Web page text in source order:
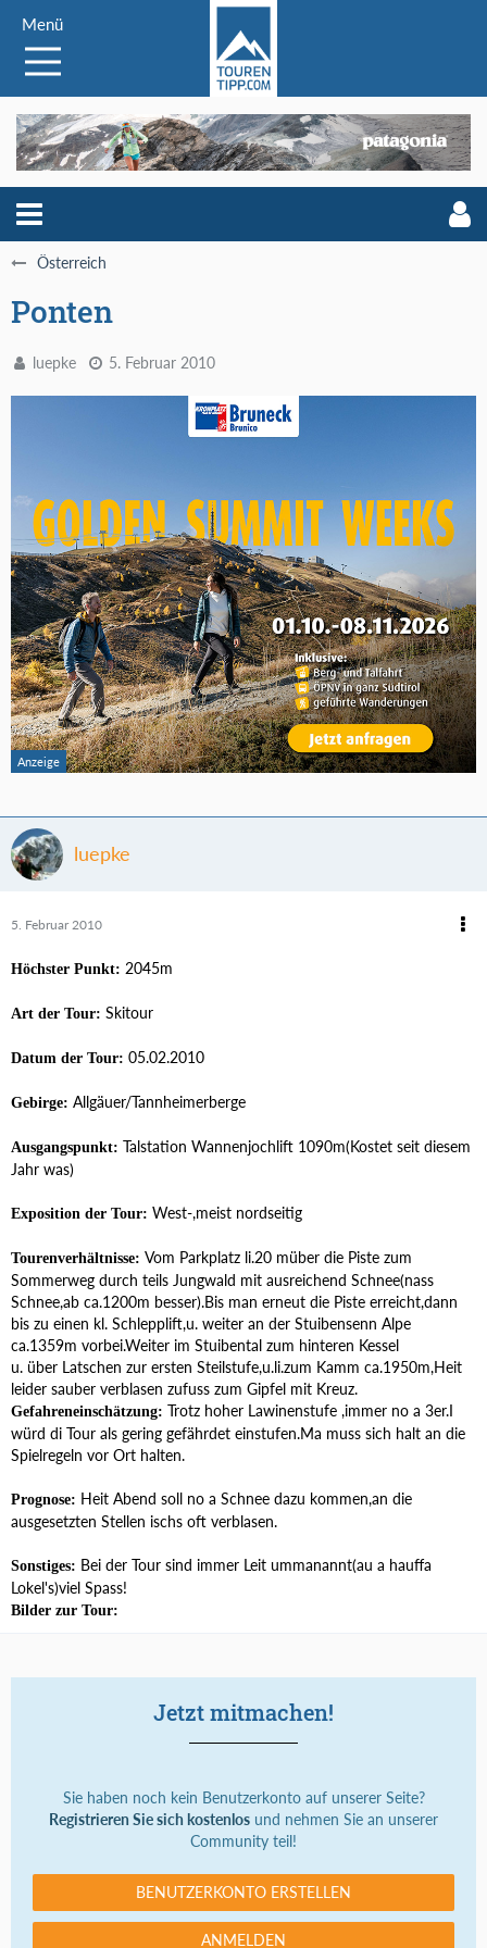
Menü
Österreich
Ponten
luepke 5. Februar 2010
luepke
5. Februar 2010
Höchster Punkt: 2045m
Art der Tour: Skitour
Datum der Tour: 05.02.2010
Gebirge: Allgäuer/Tannheimerberge
Ausgangspunkt: Talstation Wannenjochlift 1090m(Kostet seit diesem
Jahr was)
Exposition der Tour: West-,meist nordseitig
Tourenverhältnisse: Vom Parkplatz li.20 müber die Piste zum
Sommerweg durch teils Jungwald mit ausreichend Schnee(nass
Schnee,ab ca.1200m besser).Bis man erneut die Piste erreicht,dann
bis zu einen kl. Schlepplift,u. weiter an der Stuibensenn Alpe
ca.1359m vorbei.Weiter im Stuibental zum hinteren Kessel
u. über Latschen zur ersten Steilstufe,u.li.zum Kamm ca.1950m,Heit
leider sauber verblasen zufuss zum Gipfel mit Kreuz.
Gefahreneinschätzung: Trotz hoher Lawinenstufe ,immer no a 3er.I
würd di Tour als gering gefährdet einstufen.Ma muss sich halt an die
Spielregeln vor Ort halten.
Prognose: Heit Abend soll no a Schnee dazu kommen,an die
ausgesetzten Stellen ischs oft verblasen.
Sonstiges: Bei der Tour sind immer Leit ummanannt(au a hauffa
Lokel's)viel Spass!
Bilder zur Tour:
Jetzt mitmachen!
Sie haben noch kein Benutzerkonto auf unserer Seite?
Registrieren Sie sich kostenlos und nehmen Sie an unserer
Community teil!
BENUTZERKONTO ERSTELLEN
ANMELDEN